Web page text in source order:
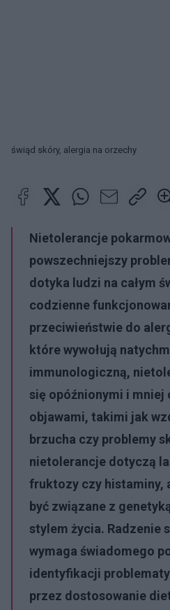
świąd skóry, alergia na orzechy
Nietolerancje
powszechniejszy
dotyka ludzi na całym
codzienne
przeciwieństwie do
które wywołują
immunologiczną,
się opóźnionymi i mniej
objawami, takimi jak
brzucha czy problemy
nietolerancje dotyczą
fruktozy czy histaminy,
być związane z
stylem życia. Radzenie
wymaga świadomego
identyfikacji
przez dostosowanie